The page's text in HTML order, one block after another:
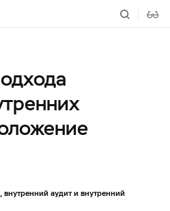
аудит и внутренний